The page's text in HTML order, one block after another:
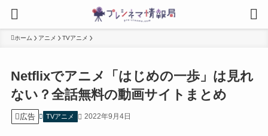
ホーム アニメ TVアニメ
Netflixでアニメ「はじめの一歩」は見れ
ない？全話無料の動画サイトまとめ
広告 TVアニメ 2022年9月4日